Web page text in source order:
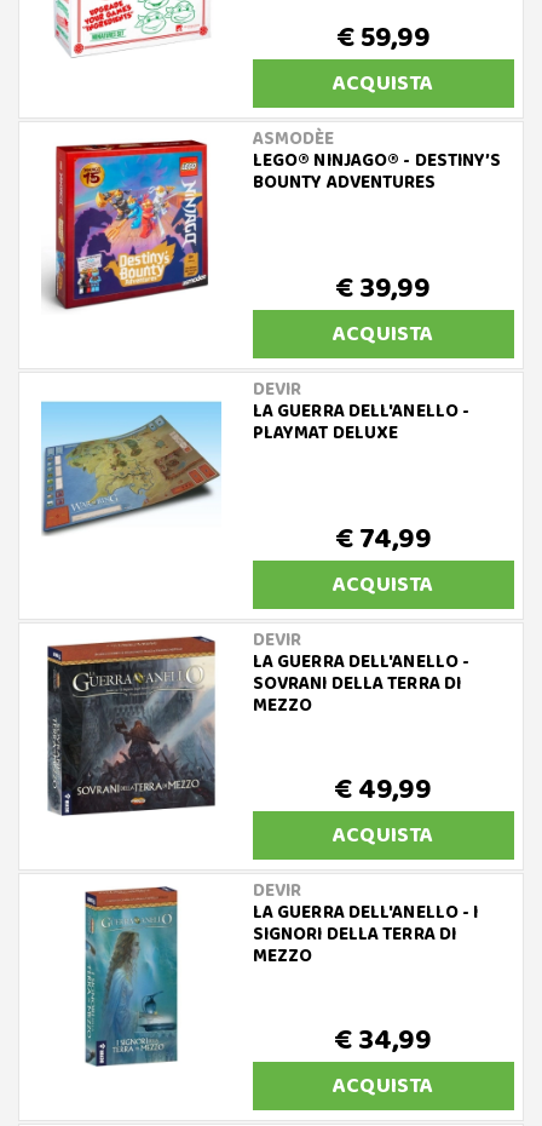
€ 59,99
ACQUISTA
ASMODÈE
LEGO® NINJAGO® - DESTINY’S
BOUNTY ADVENTURES
€ 39,99
ACQUISTA
DEVIR
LA GUERRA DELL'ANELLO -
PLAYMAT DELUXE
€ 74,99
ACQUISTA
DEVIR
LA GUERRA DELL'ANELLO -
SOVRANI DELLA TERRA DI
MEZZO
€ 49,99
ACQUISTA
DEVIR
LA GUERRA DELL'ANELLO - I
SIGNORI DELLA TERRA DI
MEZZO
€ 34,99
ACQUISTA